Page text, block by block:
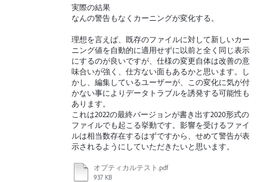
実際の結果
なんの警告もなくカーニングが変化する。
理想を言えば、既存のファイルに対して新しいカー
ニング値を自動的に適用せずに以前と全く同じ表示
にするのが良いですが、仕様の変更自体は改善の意
味合いが強く、仕方ない面もあるかと思います。し
かし、編集しているユーザーが、この変化に気が付
かない事によりデータトラブルを誘発する可能性も
あります。
これは2022の最終バージョンが書き出す2020形式の
ファイルでも起こる挙動です。影響を受けるファイ
ルは相当数存在するはずですから、せめて警告が表
示されるようにしていただきたいと思います。
オプティカルテスト.pdf
937 KB